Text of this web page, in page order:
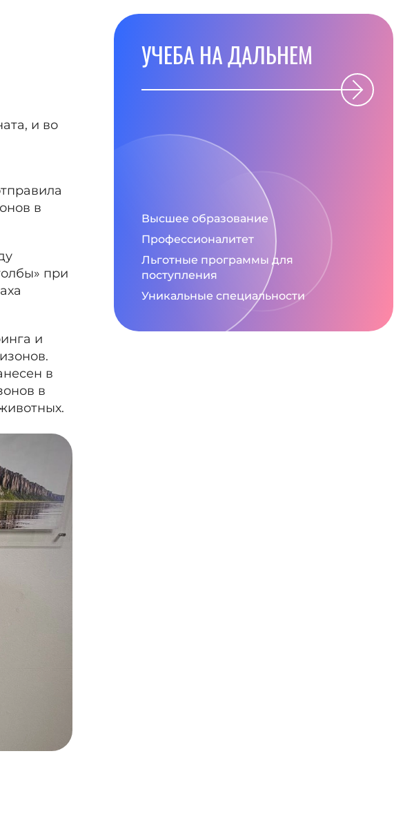
и во
в
при
и
в
в
УЧЕБА НА ДАЛЬНЕМ
Высшее образование
Профессионалитет
Льготные программы для
поступления
Уникальные специальности